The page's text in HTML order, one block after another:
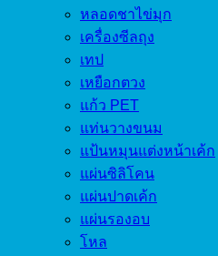
หลอดชาไข่มุก
เครื่องซีลถุง
เทป
เหยือกตวง
แก้ว PET
แท่นวางขนม
แป้นหมุนแต่งหน้าเค้ก
แผ่นซิลิโคน
แผ่นปาดเค้ก
แผ่นรองอบ
โหล